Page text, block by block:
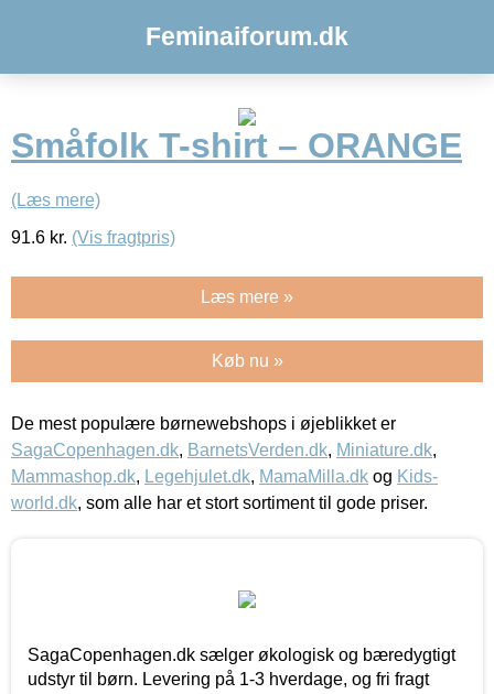
Feminaiforum.dk
Småfolk T-shirt – ORANGE
(Læs mere)
91.6 kr. (Vis fragtpris)
Læs mere »
Køb nu »
De mest populære børnewebshops i øjeblikket er
SagaCopenhagen.dk, BarnetsVerden.dk, Miniature.dk,
Mammashop.dk, Legehjulet.dk, MamaMilla.dk og Kids-
world.dk, som alle har et stort sortiment til gode priser.
SagaCopenhagen.dk sælger økologisk og bæredygtigt
udstyr til børn. Levering på 1-3 hverdage, og fri fragt